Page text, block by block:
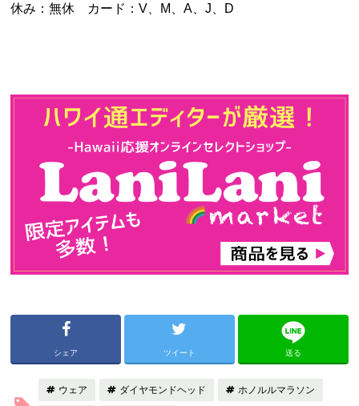
休み：無休 カード：V、M、A、J、D
シェア ツイート 送る
ウェア ダイヤモンドヘッド ホノルルマラソン